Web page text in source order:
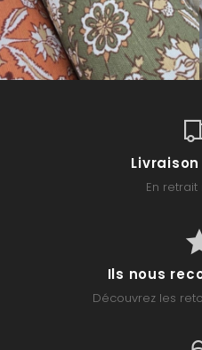
En
Ils nous
Découvrez les